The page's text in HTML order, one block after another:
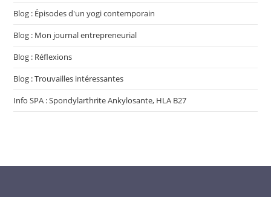
Blog : Épisodes d'un yogi contemporain
Blog : Mon journal entrepreneurial
Blog : Réflexions
Blog : Trouvailles intéressantes
Info SPA : Spondylarthrite Ankylosante, HLA B27